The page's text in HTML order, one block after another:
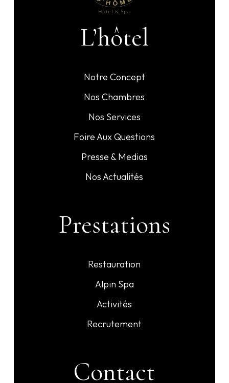
L’hôtel
Notre Concept
Nos Chambres
Nos Services
Foire Aux Questions
Presse & Medias
Nos Actualités
Prestations
Restauration
Alpin Spa
Activités
Recrutement
Contact